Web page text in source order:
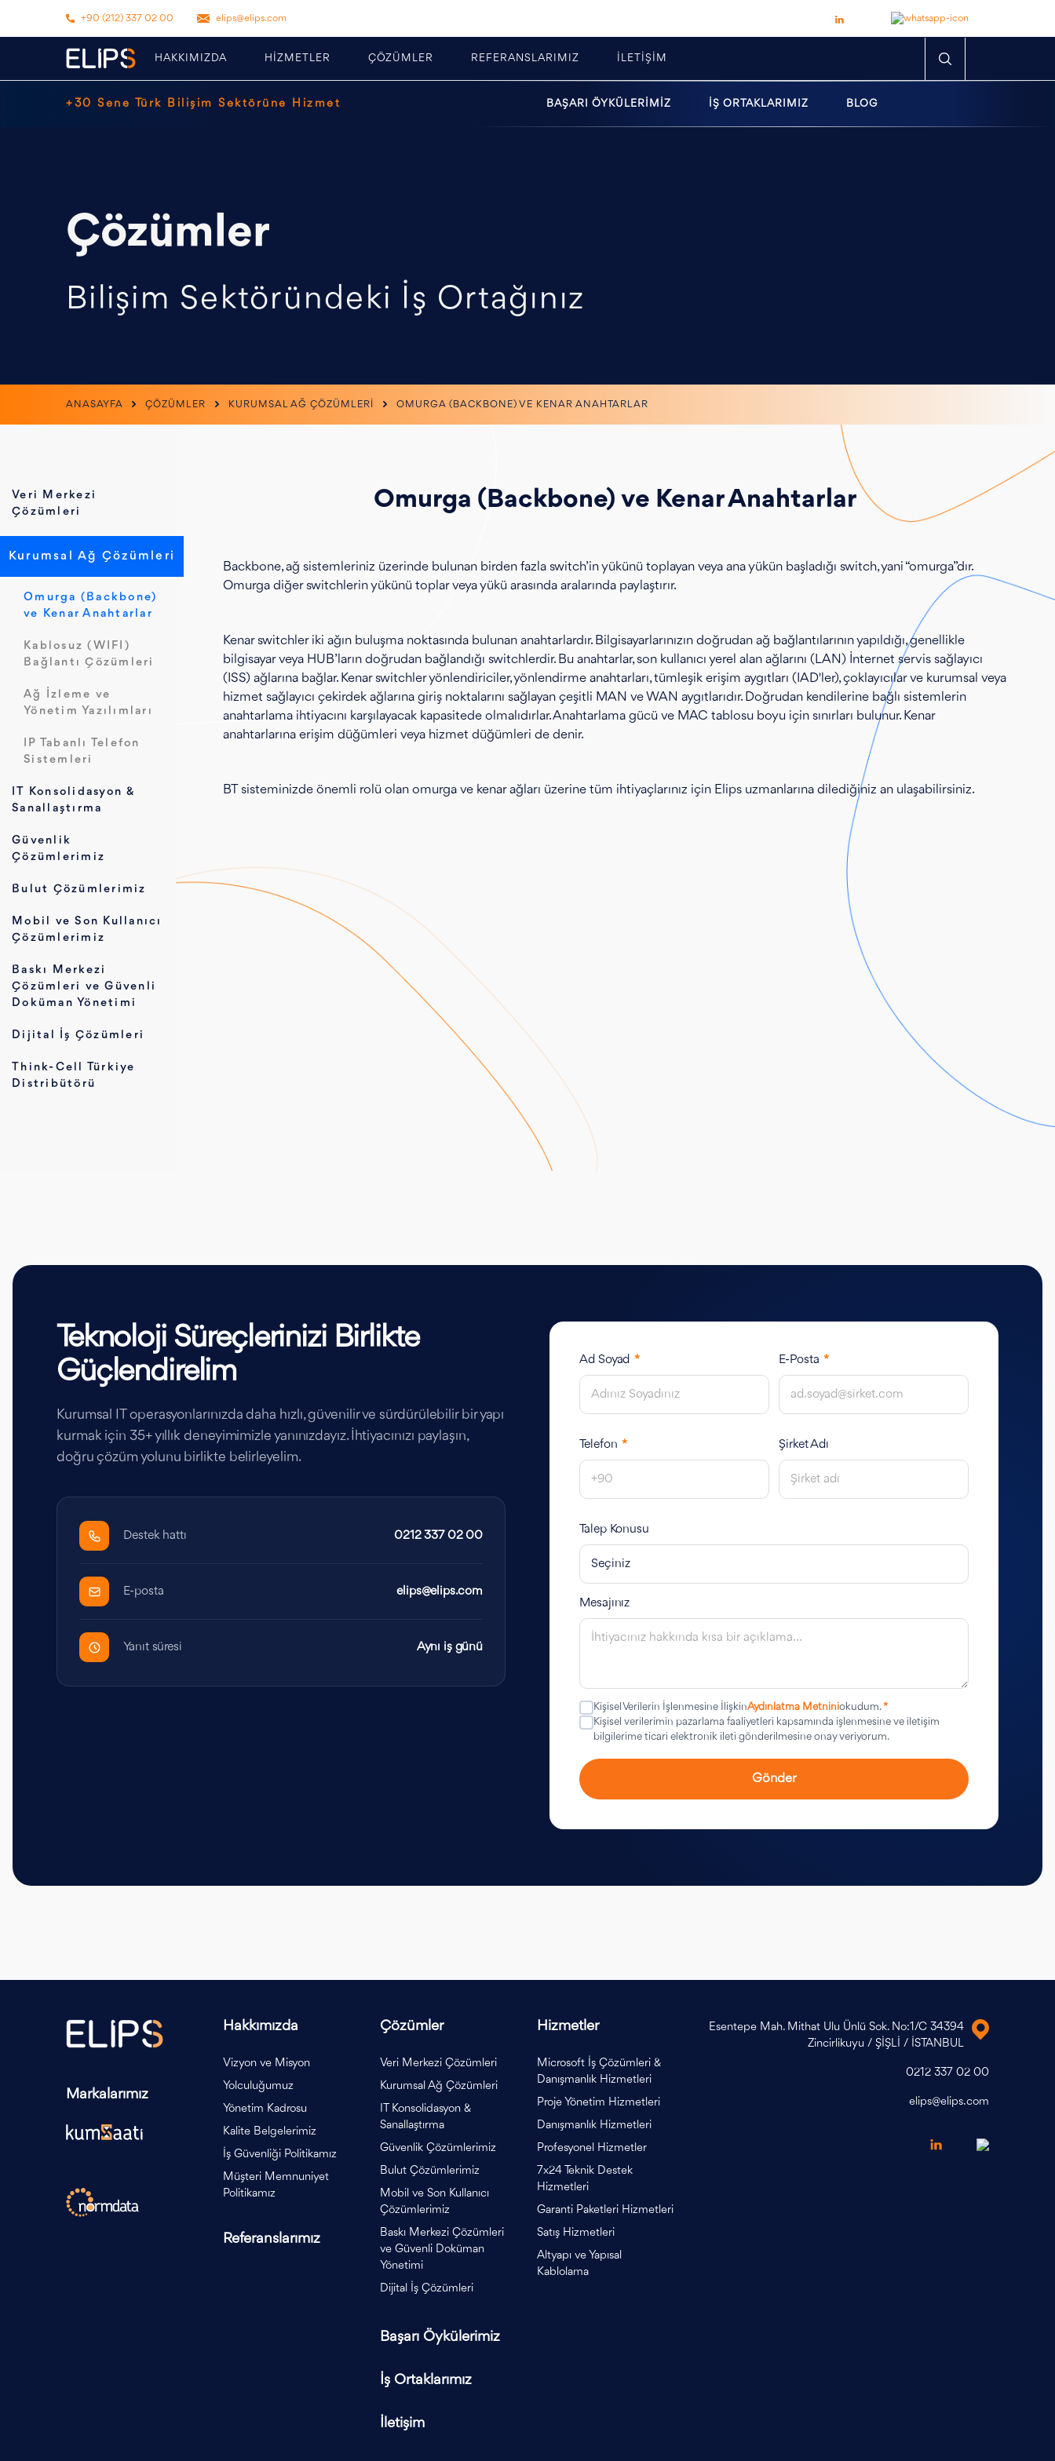
+90 (212) 337 02 00 elips@elips.com
HAKKIMIZDA HİZMETLER ÇÖZÜMLER REFERANSLARIMIZ İLETİŞİM
+30 Sene Türk Bilişim Sektörüne Hizmet BAŞARI ÖYKÜLERİMİZ İŞ ORTAKLARIMIZ BLOG
Çözümler
Bilişim Sektöründeki İş Ortağınız
ANASAYFA ÇÖZÜMLER KURUMSAL AĞ ÇÖZÜMLERİ OMURGA (BACKBONE) VE KENAR ANAHTARLAR
Veri Merkezi
Çözümleri
Kurumsal Ağ Çözümleri
Omurga (Backbone)
ve Kenar Anahtarlar
Kablosuz (WIFI)
Bağlantı Çözümleri
Ağ İzleme ve
Yönetim Yazılımları
IP Tabanlı Telefon
Sistemleri
IT Konsolidasyon &
Sanallaştırma
Güvenlik
Çözümlerimiz
Bulut Çözümlerimiz
Mobil ve Son Kullanıcı
Çözümlerimiz
Baskı Merkezi
Çözümleri ve Güvenli
Doküman Yönetimi
Dijital İş Çözümleri
Think-Cell Türkiye
Distribütörü
Omurga (Backbone) ve Kenar Anahtarlar
Backbone, ağ sistemleriniz üzerinde bulunan birden fazla switch’in yükünü toplayan veya ana yükün başladığı switch, yani “omurga”dır.
Omurga diğer switchlerin yükünü toplar veya yükü arasında aralarında paylaştırır.
Kenar switchler iki ağın buluşma noktasında bulunan anahtarlardır. Bilgisayarlarınızın doğrudan ağ bağlantılarının yapıldığı, genellikle
bilgisayar veya HUB’ların doğrudan bağlandığı switchlerdir. Bu anahtarlar, son kullanıcı yerel alan ağlarını (LAN) İnternet servis sağlayıcı
(ISS) ağlarına bağlar. Kenar switchler yönlendiriciler, yönlendirme anahtarları, tümleşik erişim aygıtları (IAD'ler), çoklayıcılar ve kurumsal veya
hizmet sağlayıcı çekirdek ağlarına giriş noktalarını sağlayan çeşitli MAN ve WAN aygıtlarıdır. Doğrudan kendilerine bağlı sistemlerin
anahtarlama ihtiyacını karşılayacak kapasitede olmalıdırlar. Anahtarlama gücü ve MAC tablosu boyu için sınırları bulunur. Kenar
anahtarlarına erişim düğümleri veya hizmet düğümleri de denir.
BT sisteminizde önemli rolü olan omurga ve kenar ağları üzerine tüm ihtiyaçlarınız için Elips uzmanlarına dilediğiniz an ulaşabilirsiniz.
Teknoloji Süreçlerinizi Birlikte
Güçlendirelim
Kurumsal IT operasyonlarınızda daha hızlı, güvenilir ve sürdürülebilir bir yapı
kurmak için 35+ yıllık deneyimimizle yanınızdayız. İhtiyacınızı paylaşın,
doğru çözüm yolunu birlikte belirleyelim.
Destek hattı 0212 337 02 00
E-posta elips@elips.com
Yanıt süresi Aynı iş günü
Ad Soyad * E-Posta *
Telefon * Şirket Adı
Talep Konusu
Mesajınız
Kişisel Verilerin İşlenmesine İlişkinAydınlatma Metniniokudum.*
Kişisel verilerimin pazarlama faaliyetleri kapsamında işlenmesine ve iletişim
bilgilerime ticari elektronik ileti gönderilmesine onay veriyorum.
Gönder
Markalarımız
Hakkımızda
Vizyon ve Misyon
Yolculuğumuz
Yönetim Kadrosu
Kalite Belgelerimiz
İş Güvenliği Politikamız
Müşteri Memnuniyet
Politikamız
Referanslarımız
Çözümler
Veri Merkezi Çözümleri
Kurumsal Ağ Çözümleri
IT Konsolidasyon &
Sanallaştırma
Güvenlik Çözümlerimiz
Bulut Çözümlerimiz
Mobil ve Son Kullanıcı
Çözümlerimiz
Baskı Merkezi Çözümleri
ve Güvenli Doküman
Yönetimi
Dijital İş Çözümleri
Başarı Öykülerimiz
İş Ortaklarımız
İletişim
Hizmetler
Microsoft İş Çözümleri &
Danışmanlık Hizmetleri
Proje Yönetim Hizmetleri
Danışmanlık Hizmetleri
Profesyonel Hizmetler
7x24 Teknik Destek
Hizmetleri
Garanti Paketleri Hizmetleri
Satış Hizmetleri
Altyapı ve Yapısal
Kablolama
Esentepe Mah. Mithat Ulu Ünlü Sok. No:1/C 34394
Zincirlikuyu / ŞİŞLİ / İSTANBUL
0212 337 02 00
elips@elips.com